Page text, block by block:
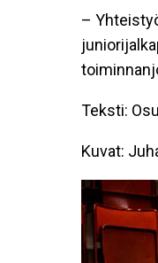
–
Teksti:
Kuvat: